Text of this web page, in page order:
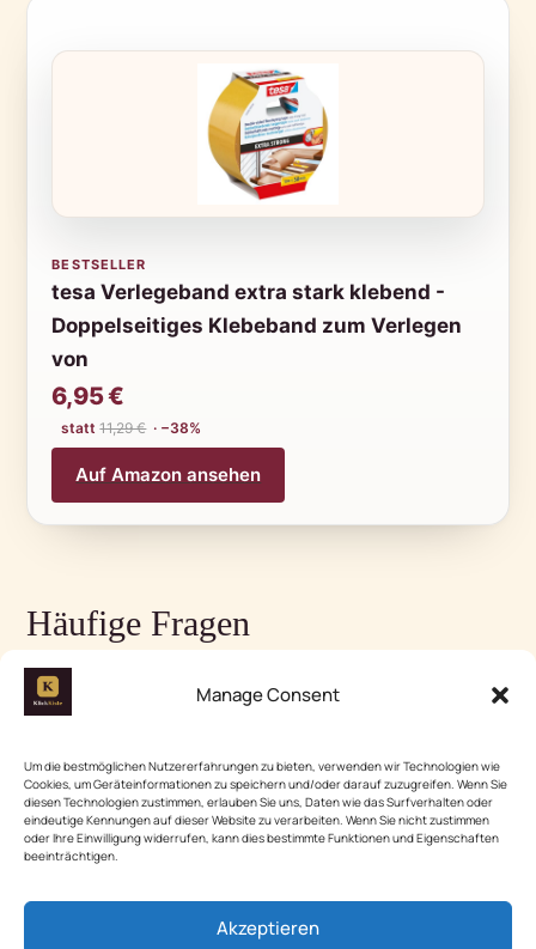
Manage Consent
Um die bestmöglichen Nutzererfahrungen zu bieten, verwenden wir Technologien wie
Cookies, um Geräteinformationen zu speichern und/oder darauf zuzugreifen. Wenn Sie
diesen Technologien zustimmen, erlauben Sie uns, Daten wie das Surfverhalten oder
eindeutige Kennungen auf dieser Website zu verarbeiten. Wenn Sie nicht zustimmen
oder Ihre Einwilligung widerrufen, kann dies bestimmte Funktionen und Eigenschaften
beeinträchtigen.
Akzeptieren
BESTSELLER
tesa Verlegeband extra stark klebend -
Doppelseitiges Klebeband zum Verlegen
von
6,95 €
statt11,29 € · −38%
Auf Amazon ansehen
Häufige Fragen
📊 In Zahlen
Der deutsche Möbelmarkt wird auf
rund 52 Milliarden US-Dollar bewertet.
Quelle: Mordor Intelligence, 2024
Der deutsche Home-Decor-Markt
Milliarden US-Dollar und soll bis 2033